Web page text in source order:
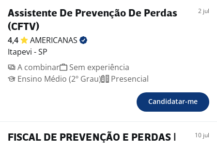
Assistente De Prevenção De Perdas
(CFTV)
2 jul
4,4
AMERICANAS
Itapevi - SP
A combinar
Sem experiência
Ensino Médio (2º Grau)
Presencial
Candidatar-me
FISCAL DE PREVENÇÃO E PERDAS |
10 jul